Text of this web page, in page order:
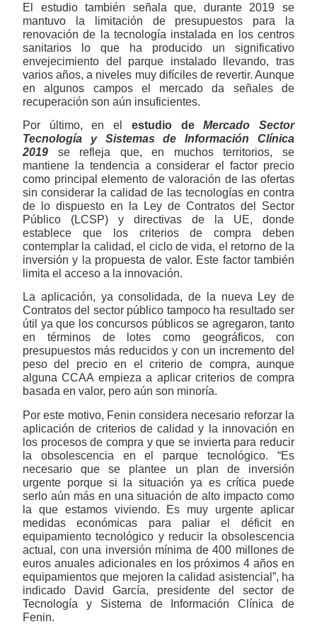
El estudio también señala que, durante 2019 se
mantuvo la limitación de presupuestos para la
renovación de la tecnología instalada en los centros
sanitarios lo que ha producido un significativo
envejecimiento del parque instalado llevando, tras
varios años, a niveles muy difíciles de revertir. Aunque
en algunos campos el mercado da señales de
recuperación son aún insuficientes.
Por último, en el estudio deMercado Sector
Tecnología y Sistemas de Información Clínica
2019 se refleja que, en muchos territorios, se
mantiene la tendencia a considerar el factor precio
como principal elemento de valoración de las ofertas
sin considerar la calidad de las tecnologías en contra
de lo dispuesto en la Ley de Contratos del Sector
Público (LCSP) y directivas de la UE, donde
establece que los criterios de compra deben
contemplar la calidad, el ciclo de vida, el retorno de la
inversión y la propuesta de valor. Este factor también
limita el acceso a la innovación.
La aplicación, ya consolidada, de la nueva Ley de
Contratos del sector público tampoco ha resultado ser
útil ya que los concursos públicos se agregaron, tanto
en términos de lotes como geográficos, con
presupuestos más reducidos y con un incremento del
peso del precio en el criterio de compra, aunque
alguna CCAA empieza a aplicar criterios de compra
basada en valor, pero aún son minoría.
Por este motivo, Fenin considera necesario reforzar la
aplicación de criterios de calidad y la innovación en
los procesos de compra y que se invierta para reducir
la obsolescencia en el parque tecnológico. “Es
necesario que se plantee un plan de inversión
urgente porque si la situación ya es crítica puede
serlo aún más en una situación de alto impacto como
la que estamos viviendo. Es muy urgente aplicar
medidas económicas para paliar el déficit en
equipamiento tecnológico y reducir la obsolescencia
actual, con una inversión mínima de 400 millones de
euros anuales adicionales en los próximos 4 años en
equipamientos que mejoren la calidad asistencial”, ha
indicado David García, presidente del sector de
Tecnología y Sistema de Información Clínica de
Fenin.